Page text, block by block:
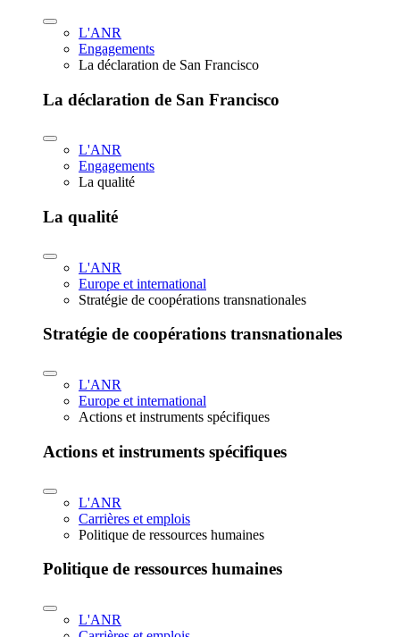
L'ANR
Engagements
La déclaration de San Francisco
La déclaration de San Francisco
L'ANR
Engagements
La qualité
La qualité
L'ANR
Europe et international
Stratégie de coopérations transnationales
Stratégie de coopérations transnationales
L'ANR
Europe et international
Actions et instruments spécifiques
Actions et instruments spécifiques
L'ANR
Carrières et emplois
Politique de ressources humaines
Politique de ressources humaines
L'ANR